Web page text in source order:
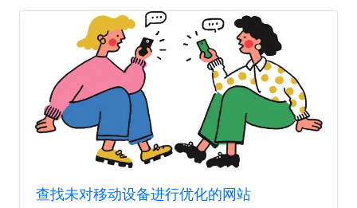
查找未对移动设备进行优化的网站